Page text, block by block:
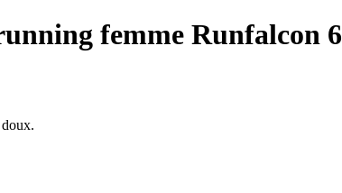
femme Runfalcon 6